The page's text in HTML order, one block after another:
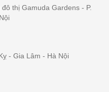
thị Gamuda Gardens - P.
- Gia Lâm - Hà Nội